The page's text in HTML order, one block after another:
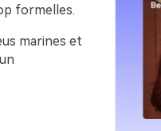
formelles.
marines et